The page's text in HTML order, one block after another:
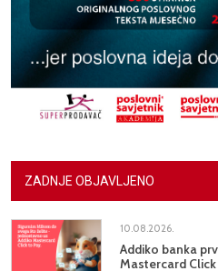
ZADNJE OBJAVLJENO
10.08.2026.
Addiko banka
Mastercard